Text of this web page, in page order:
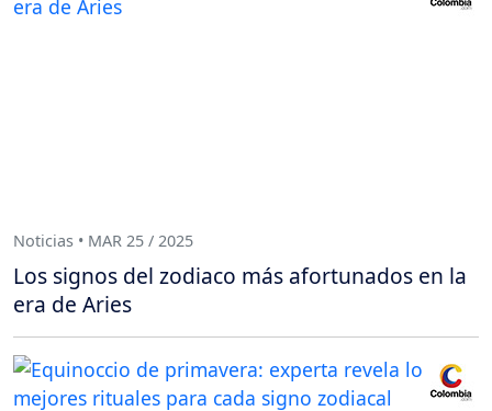
Noticias • MAR 25 / 2025
Los signos del zodiaco más afortunados en la
era de Aries